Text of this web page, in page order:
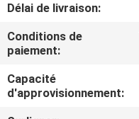
DE
QUALITÉ
CONTACTEZ-
Délai de livraison:
Conditions de
paiement:
Capacité
d'approvisionnement: